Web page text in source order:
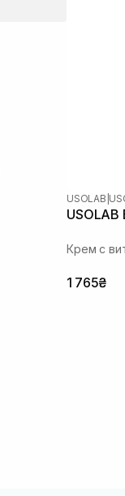
USOLAB
Крем с
1 765₴